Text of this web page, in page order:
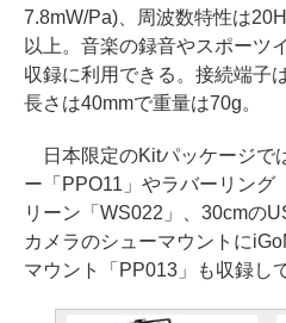
7.8mW/Pa)、周波数特性は
以上。音楽の録音やスポーツ
収録に利用できる。接続端子
長さは40mmで重量は70g。
日本限定のKitパッケージで
ー「PPO11」やラバーリング
リーン「WS022」、30cmの
カメラのシューマウントに
マウント「PP013」も収録し